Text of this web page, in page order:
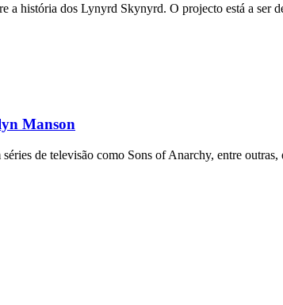
a história dos Lynyrd Skynyrd. O projecto está a ser
Manson
de televisão como Sons of Anarchy, entre outras,